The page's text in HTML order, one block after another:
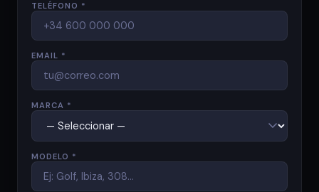
TELÉFONO *
EMAIL *
MARCA *
MODELO *